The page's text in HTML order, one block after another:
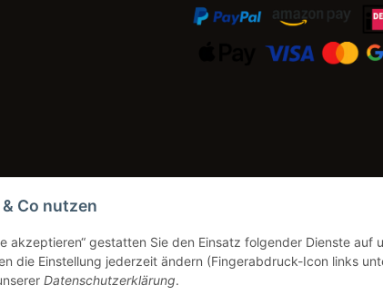
Co nutzen
akzeptieren“ gestatten Sie den Einsatz folgender Dienste auf
die Einstellung jederzeit ändern (Fingerabdruck-Icon links
Datenschutzerklärung.